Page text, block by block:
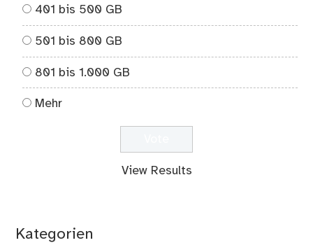
401 bis 500 GB
501 bis 800 GB
801 bis 1.000 GB
Mehr
View Results
Kategorien